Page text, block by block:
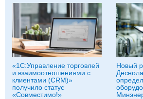
«1С:Управление торговлей
и взаимоотношениями с
клиентами (CRM)»
получило статус
«Совместимо!»
Новый